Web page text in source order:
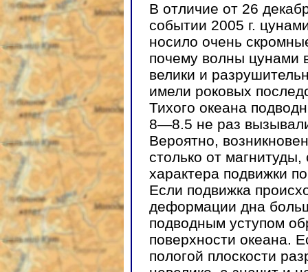
В отличие от 26
событии 2005 г.
носило очень
почему волны цунами
велики и
имели роковых
Тихого океана
8—8.5 не раз
Вероятно,
столько от магнитуды,
характера подвижки
Если подвижка
деформации дна
подводным уступом
поверхности океана.
пологой плоскости